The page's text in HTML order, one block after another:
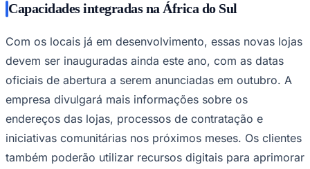
Capacidades integradas na África do Sul
Com os locais já em desenvolvimento, essas novas lojas
devem ser inauguradas ainda este ano, com as datas
oficiais de abertura a serem anunciadas em outubro. A
empresa divulgará mais informações sobre os
endereços das lojas, processos de contratação e
iniciativas comunitárias nos próximos meses. Os clientes
também poderão utilizar recursos digitais para aprimorar